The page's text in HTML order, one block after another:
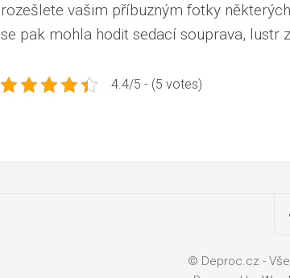
rozešlete vašim příbuzným fotky
se pak mohla hodit sedací souprava, lustr
4.4/5 - (5 votes)
© Deproc.cz -